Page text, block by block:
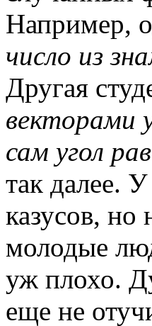
Например,
число из
Другая
векторами
сам угол
так далее.
казусов, но
молодые
уж плохо.
еще не